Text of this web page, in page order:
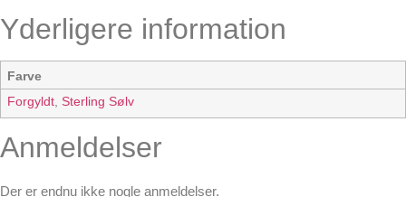
Yderligere information
Farve
Forgyldt, Sterling Sølv
Anmeldelser
Der er endnu ikke nogle anmeldelser.